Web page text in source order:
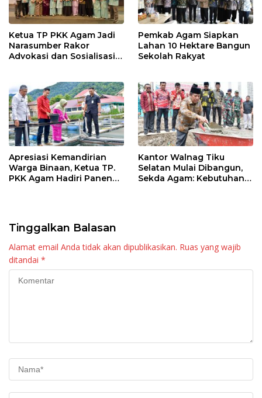
Ketua TP PKK Agam Jadi
Narasumber Rakor
Advokasi dan Sosialisasi
Pemkab Agam Siapkan
Lahan 10 Hektare Bangun
Sekolah Rakyat
Apresiasi Kemandirian
Warga Binaan, Ketua TP.
PKK Agam Hadiri Panen
Kantor Walnag Tiku
Selatan Mulai Dibangun,
Sekda Agam: Kebutuhan
Tinggalkan Balasan
Alamat email Anda tidak akan dipublikasikan. Ruas yang wajib
ditandai *